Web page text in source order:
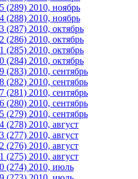
(289) 2010, ноябрь
(288) 2010, ноябрь
(287) 2010, октябрь
(286) 2010, октябрь
(285) 2010, октябрь
(284) 2010, октябрь
(283) 2010, сентябрь
(282) 2010, сентябрь
(281) 2010, сентябрь
(280) 2010, сентябрь
(279) 2010, сентябрь
(278) 2010, август
(277) 2010, август
(276) 2010, август
(275) 2010, август
(274) 2010, июль